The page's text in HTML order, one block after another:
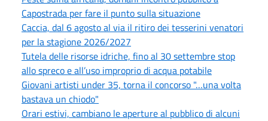
Capostrada per fare il punto sulla situazione
Caccia, dal 6 agosto al via il ritiro dei tesserini venatori
per la stagione 2026/2027
Tutela delle risorse idriche, fino al 30 settembre stop
allo spreco e all’uso improprio di acqua potabile
Giovani artisti under 35, torna il concorso "…una volta
bastava un chiodo"
Orari estivi, cambiano le aperture al pubblico di alcuni